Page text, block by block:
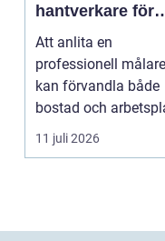
hantverkare för
hem och företag
Att anlita en
professionell målare
kan förvandla både
bostad och
på kort tid. Färger,
11 juli 2026